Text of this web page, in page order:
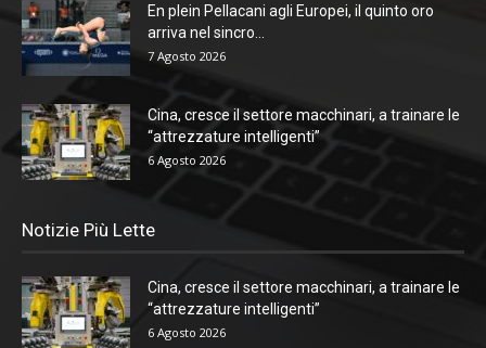
En plein Pellacani agli Europei, il quinto oro
arriva nel sincro...
7 Agosto 2026
Cina, cresce il settore macchinari, a trainare le
“attrezzature intelligenti”
6 Agosto 2026
Notizie Più Lette
Cina, cresce il settore macchinari, a trainare le
“attrezzature intelligenti”
6 Agosto 2026